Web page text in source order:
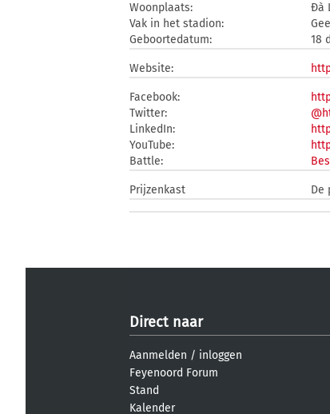
Woonplaats:
Đà
Vak in het stadion:
Geboortedatum:
18
Website:
Facebook:
Twitter:
LinkedIn:
YouTube:
Battle:
Prijzenkast De
Direct naar
Aanmelden / inloggen
Feyenoord Forum
Stand
Kalender